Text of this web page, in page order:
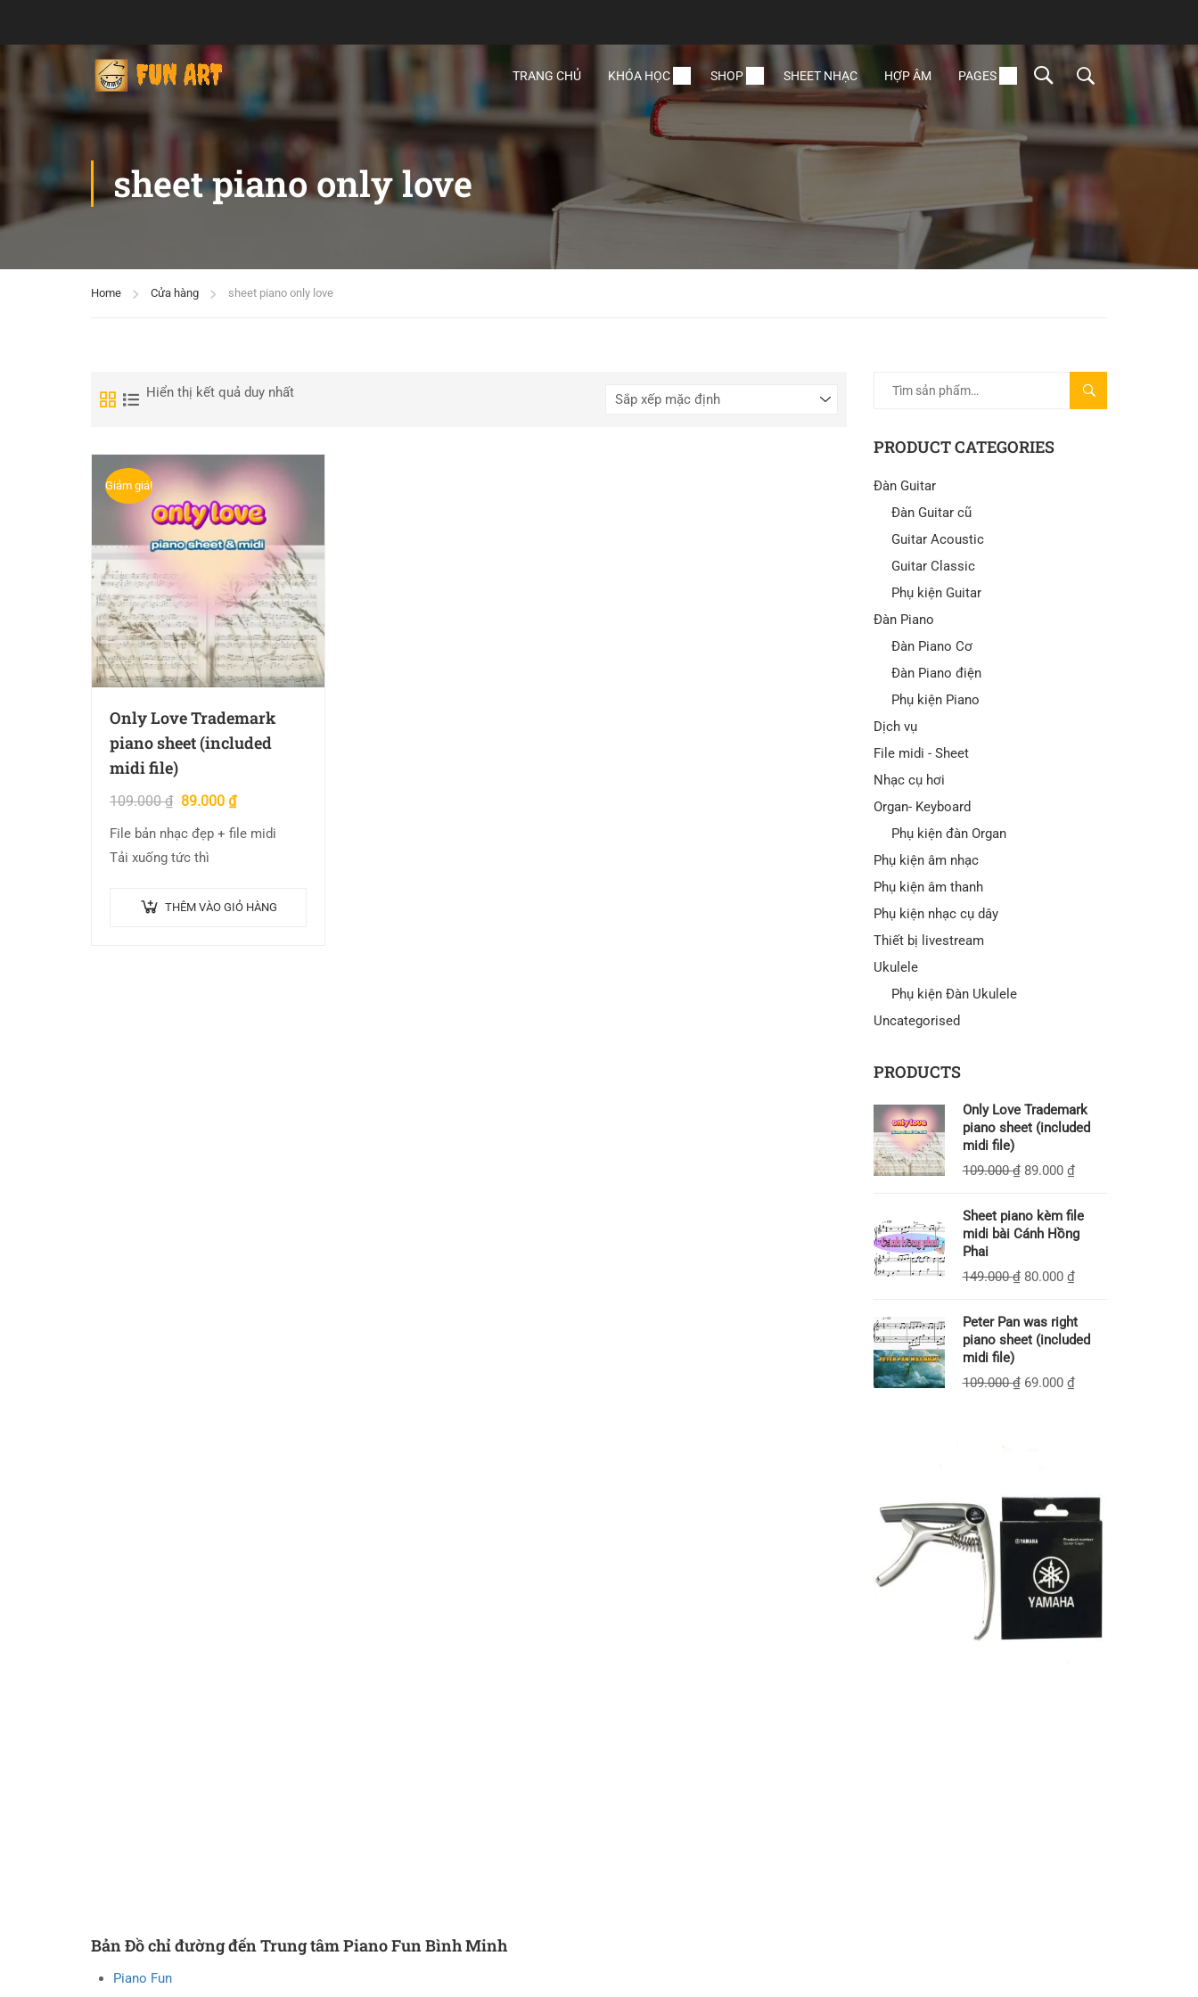
TRANG CHỦ KHÓA HỌC SHOP SHEET NHẠC HỢP ÂM PAGES
sheet piano only love
Home Cửa hàng sheet piano only love
Hiển thị kết quả duy nhất
Giảm giá!
Only Love Trademark
piano sheet (included
midi file)
109.000₫ 89.000 ₫
File bản nhạc đẹp + file midi
Tải xuống tức thì
THÊM VÀO GIỎ HÀNG
TÌM
KIẾM
PRODUCT CATEGORIES
Đàn Guitar
Đàn Guitar cũ
Guitar Acoustic
Guitar Classic
Phụ kiện Guitar
Đàn Piano
Đàn Piano Cơ
Đàn Piano điện
Phụ kiện Piano
Dịch vụ
File midi - Sheet
Nhạc cụ hơi
Organ- Keyboard
Phụ kiện đàn Organ
Phụ kiện âm nhạc
Phụ kiện âm thanh
Phụ kiện nhạc cụ dây
Thiết bị livestream
Ukulele
Phụ kiện Đàn Ukulele
Uncategorised
PRODUCTS
Only Love Trademark
piano sheet (included
midi file)
109.000₫ 89.000 ₫
Sheet piano kèm file
midi bài Cánh Hồng
Phai
149.000₫ 80.000 ₫
Peter Pan was right
piano sheet (included
midi file)
109.000₫ 69.000 ₫
Bản Đồ chỉ đường đến Trung tâm Piano Fun Bình Minh
Piano Fun